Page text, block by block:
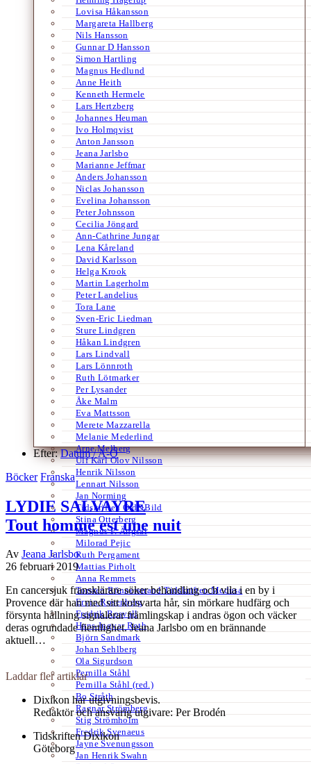
Lovisa Håkansson
Margareta Hallberg
Nils Hansson
Gunnar D Hansson
Simon Hartling
Magnus Hedlund
Anne Heith
Kenneth Hermele
Lars Hertzberg
Johannes Heuman
Ivo Holmqvist
Anton Jansson
Jeana Jarlsbo
Marianne Jeffmar
Anders Johansson
Niclas Johansson
Evelina Johansson
Peter Johnsson
Cecilia Jöngard
Ann-Cathrine Jungar
Lena Kåreland
David Karlsson
Helga Krook
Martin Lagerholm
Peter Landelius
Tora Lane
Sven-Eric Liedman
Sture Lindgren
Håkan Lindgren
Lars Lindvall
Lars Lönnroth
Ruth Lötmarker
Per Lysander
Åke Malm
Eva Mattsson
Merete Mazzarella
Melanie Mederlind
Arne Melberg
Ulf Karl Olov Nilsson
Henrik Nilsson
Lennart Nilsson
Jan Norming
Tidskriften Ord&Bild
Stina Otterberg
Magnus P. Ängsal
Milorad Pejic
Ruth Pergament
Mattias Pirholt
Anna Remmets
Torsten Rönnerstrand Tidskriften Medusa
Ervin Rosenberg
Fredrik Rosvall
Hans-Ingvar Roth
Björn Sandmark
Johan Sehlberg
Ola Sigurdson
Pernilla Ståhl
Pernilla Ståhl (red.)
Bo Stråth
Ragnar Strömberg
Stig Strömholm
Fredrik Svenaeus
Jayne Svenungsson
Jan Henrik Swahn
Efter:Datum /A-Ö
Böcker Franska
LYDIE SALVAYRE
Tout homme est une nuit
Av Jeana Jarlsbo
26 februari 2019
En cancersjuk fransklärare söker behandling och vila i en by i
Provence där han med sitt kolsvarta hår, sin mörkare hudfärg och
försynta hållning signalerar främlingskap i andras ögon och väcker
deras ogrundade fientlighet. Jeana Jarlsbo om en brännande
aktuell…
Laddar fler artiklar
Dixikon har utgivningsbevis.
Redaktör och ansvarig utgivare: Per Brodén
Tidskriften Dixikon
Göteborg